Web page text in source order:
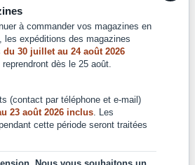
nous utilisons des technologies
et/ou accéder aux informations des
à ces technologies nous permettra de
le comportement de navigation ou les ID
ne pas consentir ou de retirer son
effet négatif sur certaines caractéristiques
Accepter
légales
générales de
et d'utilisation
confidentialité
à commander vos magazines en
les expéditions des magazines
du 30 juillet au 24 août 2026
dès le 25 août.
(contact par téléphone et e-mail)
23 août 2026 inclus. Les
cette période seront traitées